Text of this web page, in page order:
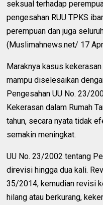
seksual terhadap
pengesahan RUU TPKS
perempuan dan juga
(Muslimahnews.net/ 17
Maraknya kasus
mampu diselesaikan
Pengesahan UU No. 23/
Kekerasan dalam Rumah
tahun, secara nyata tidak
semakin meningkat.
UU No. 23/2002 tentang
direvisi hingga dua kali.
35/2014, kemudian revisi
hilang atau berkurang,